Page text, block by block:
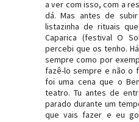
a ver com isso, com a
dá. Mas antes de
listazinha de rituais
Caparica (festival O
percebi que os tenho.
sempre como por
fazê-lo sempre e não o
foi uma cena que o
teatro. Tu antes de
parado durante um
que vais fazer e eu